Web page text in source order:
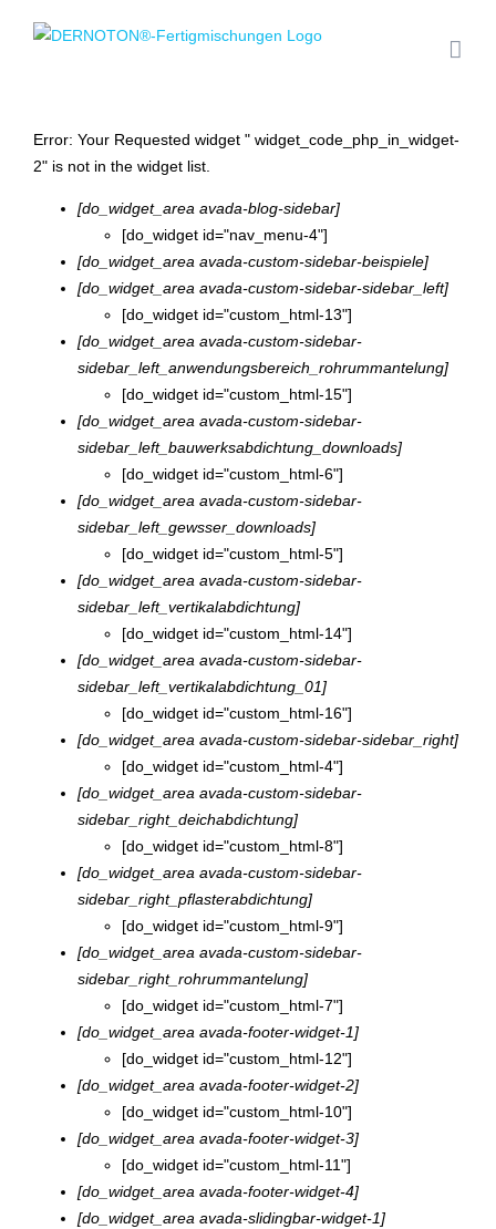
Inhalt
Error: Your Requested widget " widget_code_php_in_widget-
2" is not in the widget list.
[do_widget_area avada-blog-sidebar]
[do_widget id="nav_menu-4"]
[do_widget_area avada-custom-sidebar-beispiele]
[do_widget_area avada-custom-sidebar-sidebar_left]
[do_widget id="custom_html-13"]
[do_widget_area avada-custom-sidebar-
sidebar_left_anwendungsbereich_rohrummantelung]
[do_widget id="custom_html-15"]
[do_widget_area avada-custom-sidebar-
sidebar_left_bauwerksabdichtung_downloads]
[do_widget id="custom_html-6"]
[do_widget_area avada-custom-sidebar-
sidebar_left_gewsser_downloads]
[do_widget id="custom_html-5"]
[do_widget_area avada-custom-sidebar-
sidebar_left_vertikalabdichtung]
[do_widget id="custom_html-14"]
[do_widget_area avada-custom-sidebar-
sidebar_left_vertikalabdichtung_01]
[do_widget id="custom_html-16"]
[do_widget_area avada-custom-sidebar-sidebar_right]
[do_widget id="custom_html-4"]
[do_widget_area avada-custom-sidebar-
sidebar_right_deichabdichtung]
[do_widget id="custom_html-8"]
[do_widget_area avada-custom-sidebar-
sidebar_right_pflasterabdichtung]
[do_widget id="custom_html-9"]
[do_widget_area avada-custom-sidebar-
sidebar_right_rohrummantelung]
[do_widget id="custom_html-7"]
[do_widget_area avada-footer-widget-1]
[do_widget id="custom_html-12"]
[do_widget_area avada-footer-widget-2]
[do_widget id="custom_html-10"]
[do_widget_area avada-footer-widget-3]
[do_widget id="custom_html-11"]
[do_widget_area avada-footer-widget-4]
[do_widget_area avada-slidingbar-widget-1]